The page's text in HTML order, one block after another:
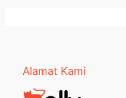
Alamat Kami